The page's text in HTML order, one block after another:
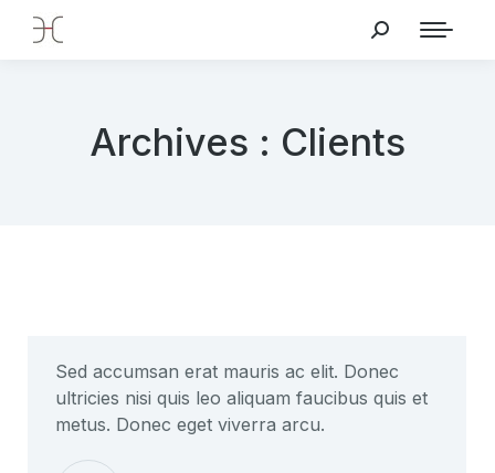
Archives : Clients
Sed accumsan erat mauris ac elit. Donec
ultricies nisi quis leo aliquam faucibus quis et
metus. Donec eget viverra arcu.